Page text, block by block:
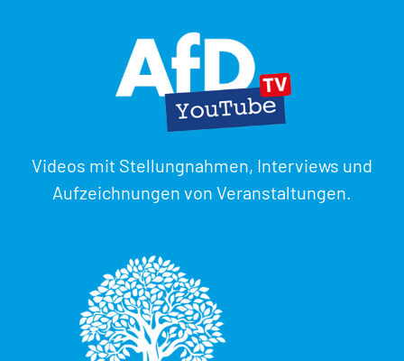
Videos mit Stellungnahmen, Interviews und
Aufzeichnungen von Veranstaltungen.